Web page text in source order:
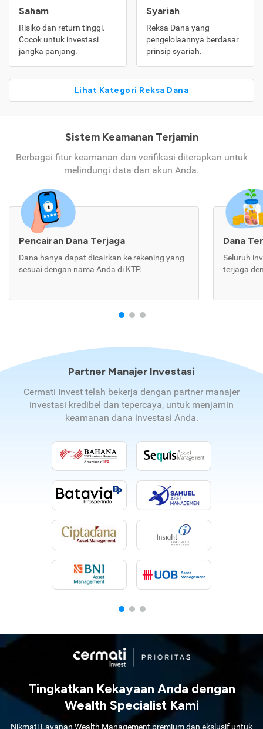
Saham
Risiko dan return tinggi.
Cocok untuk investasi
jangka panjang.
Syariah
Reksa Dana yang
pengelolaannya berdasar
prinsip syariah.
Lihat Kategori Reksa Dana
Sistem Keamanan Terjamin
Berbagai fitur keamanan dan verifikasi diterapkan untuk
melindungi data dan akun Anda.
Pencairan Dana Terjaga
Dana hanya dapat dicairkan ke rekening yang
sesuai dengan nama Anda di KTP.
Dana
Seluruh
terjaga
Partner Manajer Investasi
Cermati Invest telah bekerja dengan partner manajer
investasi kredibel dan tepercaya, untuk menjamin
keamanan dana investasi Anda.
Tingkatkan Kekayaan Anda dengan
Wealth Specialist Kami
Nikmati Layanan Wealth Management premium dan ekslusif untuk